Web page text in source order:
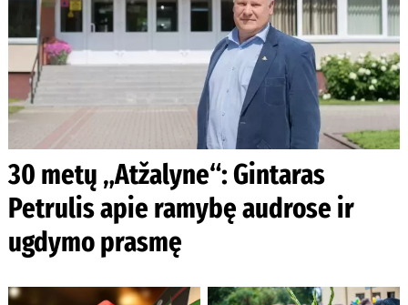
30 metų „Atžalyne“: Gintaras
Petrulis apie ramybę audrose ir
ugdymo prasmę